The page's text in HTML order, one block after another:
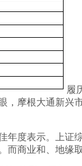
履
摩根大通新兴
表示。上证
商业和、地缘